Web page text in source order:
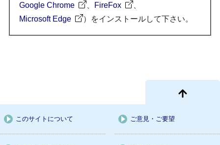
Google Chrome
、 FireFox
、
Microsoft Edge
）をインストールして下さい。
このサイトについて ご意見・ご要望